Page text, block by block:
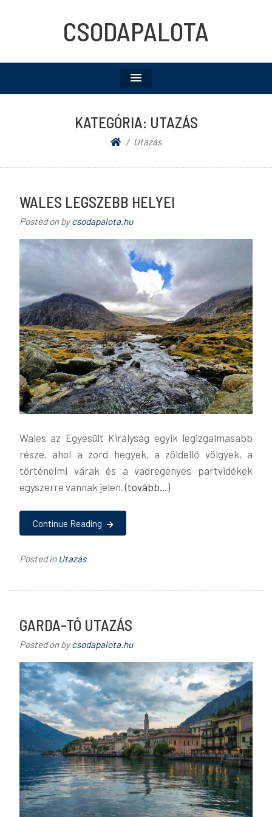
CSODAPALOTA
KATEGÓRIA: UTAZÁS
Utazás
WALES LEGSZEBB HELYEI
Posted onbycsodapalota.hu
Wales az Egyesült Királyság egyik legizgalmasabb
része, ahol a zord hegyek, a zöldellő völgyek, a
történelmi várak és a vadregényes partvidékek
egyszerre vannak jelen.(tovább…)
Continue Reading
Posted in Utazás
GARDA-TÓ UTAZÁS
Posted onbycsodapalota.hu